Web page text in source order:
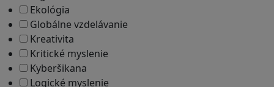
Ekológia
Globálne vzdelávanie
Kreativita
Kritické myslenie
Kyberšikana
Logické myslenie